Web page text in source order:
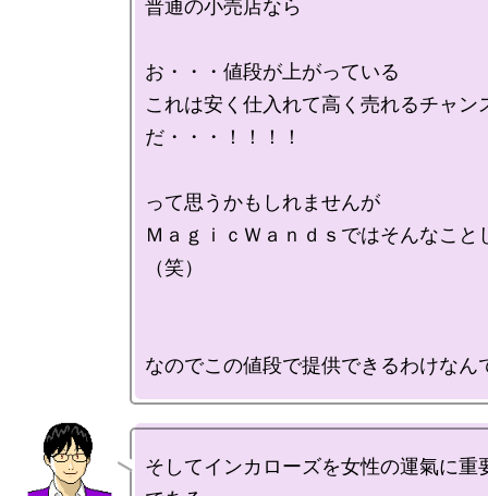
普通の小売店なら
お・・・値段が上がっている
これは安く仕入れて高く売れるチャン
だ・・・！！！！
って思うかもしれませんが
ＭａｇｉｃＷａｎｄｓではそんなこと
（笑）
そしてインカローズを女性の運氣に重